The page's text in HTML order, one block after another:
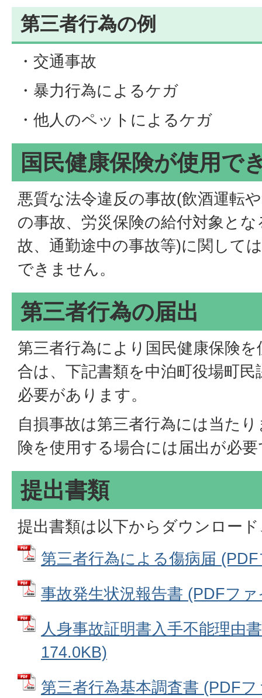
第三者行為の例
・交通事故
・暴力行為によるケガ
・他人のペットによるケガ
国民健康保険が使用で
悪質な法令違反の事故(飲酒運転
の事故、労災保険の給付対象と
故、通勤途中の事故等)に関して
できません。
第三者行為の届出
第三者行為により国民健康保険
合は、下記書類を中泊町役場町
必要があります。
自損事故は第三者行為には当た
険を使用する場合には届出が必
提出書類
提出書類は以下からダウンロー
第三者行為による傷病届
事故発生状況報告書 (PDFフ
人身事故証明書入手不能理由
174.0KB)
第三者行為基本調査書 (PDF